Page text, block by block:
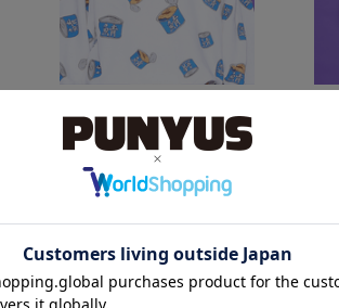
フード総柄スウェット(GYOZA SABAKAN ODEN KABOCHA)
¥5,500 (税込)